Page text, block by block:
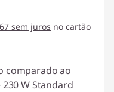
sem juros no cartão
comparado ao
W Standard